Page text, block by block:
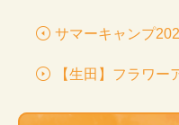
サマーキャンプ
【生田】フラワー